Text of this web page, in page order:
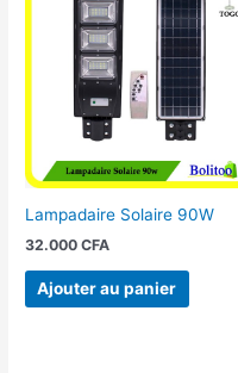
Lampadaire Solaire 90W
32.000CFA
Ajouter au panier